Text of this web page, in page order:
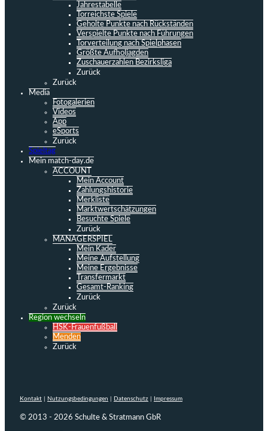
Jahrestabelle
Torreichste Spiele
Geholte Punkte nach Rückständen
Verspielte Punkte nach Führungen
Torverteilung nach Spielphasen
Größte Aufholjagden
Zuschauerzahlen Bezirksliga
Zurück
Zurück
Media
Fotogalerien
Videos
App
eSports
Zurück
Spieltag
Mein match-day.de
ACCOUNT
Mein Account
Zahlungshistorie
Merkliste
Marktwertschätzungen
Besuchte Spiele
Zurück
MANAGERSPIEL
Mein Kader
Meine Aufstellung
Meine Ergebnisse
Transfermarkt
Gesamt-Ranking
Zurück
Zurück
Region wechseln
HSK-Frauenfußball
Menden
Zurück
Kontakt Nutzungsbedingungen Datenschutz Impressum
© 2013 - 2026 Schulte & Stratmann GbR